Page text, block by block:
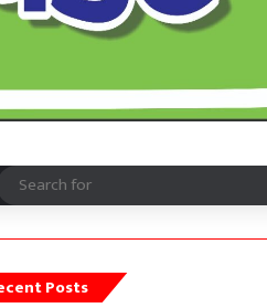
Posts